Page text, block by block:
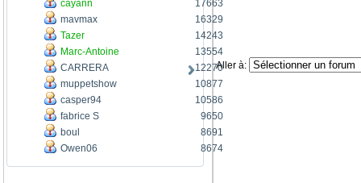
cayann
17663
mavmax
16329
Tazer
14243
Marc-Antoine
13554
CARRERA
12270
muppetshow
10877
casper94
10586
fabrice S
9650
boul
8691
Owen06
8674
Aller à: